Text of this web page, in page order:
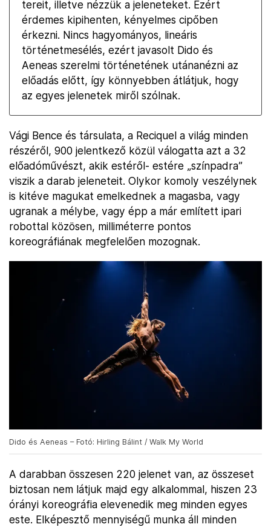
tereit, illetve nézzük a jeleneteket. Ezért
érdemes kipihenten, kényelmes cipőben
érkezni. Nincs hagyományos, lineáris
történetmesélés, ezért javasolt Dido és
Aeneas szerelmi történetének utánanézni az
előadás előtt, így könnyebben átlátjuk, hogy
az egyes jelenetek miről szólnak.
Vági Bence és társulata, a Reciquel a világ minden
részéről, 900 jelentkező közül válogatta azt a 32
előadóművészt, akik estéről- estére „színpadra”
viszik a darab jeleneteit. Olykor komoly veszélynek
is kitéve magukat emelkednek a magasba, vagy
ugranak a mélybe, vagy épp a már említett ipari
robottal közösen, milliméterre pontos
koreográfiának megfelelően mozognak.
Dido és Aeneas – Fotó: Hirling Bálint / Walk My World
A darabban összesen 220 jelenet van, az összeset
biztosan nem látjuk majd egy alkalommal, hiszen 23
órányi koreográfia elevenedik meg minden egyes
este. Elképesztő mennyiségű munka áll minden